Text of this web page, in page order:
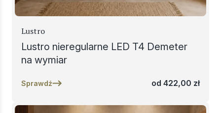
Lustro
Lustro nieregularne LED T4 Demeter
na wymiar
Sprawdź od 422,00 zł